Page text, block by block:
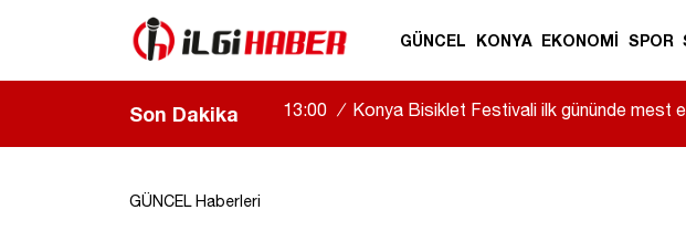
GÜNCEL KONYA EKONOMİ SPOR
Son Dakika 13:00 / Konya Bisiklet Festivali ilk gününde mest
gösterileri nefes kesti |
GÜNCEL Haberleri